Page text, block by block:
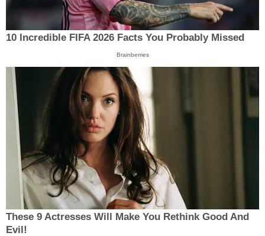
10 Incredible FIFA 2026 Facts You Probably Missed
Brainberries
These 9 Actresses Will Make You Rethink Good And
Evil!